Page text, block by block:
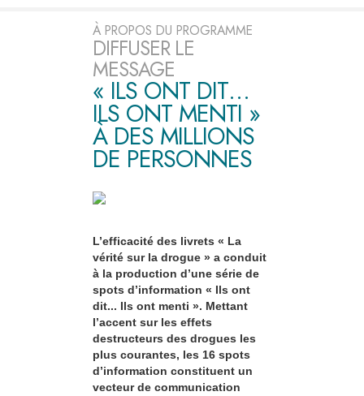
À PROPOS DU PROGRAMME
DIFFUSER LE
MESSAGE
« ILS ONT DIT…
ILS ONT MENTI »
À DES MILLIONS
DE PERSONNES
L’efficacité des livrets « La
vérité sur la drogue » a conduit
à la production d’une série de
spots d’information « Ils ont
dit... Ils ont menti ». Mettant
l’accent sur les effets
destructeurs des drogues les
plus courantes, les 16 spots
d’information constituent un
vecteur de communication